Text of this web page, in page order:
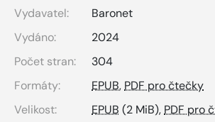
Vydavatel:
Baronet
Vydáno:
2024
Počet stran:
304
Formáty:
EPUB,PDF pro čtečky
Velikost:
EPUB (2 MiB),PDF pro